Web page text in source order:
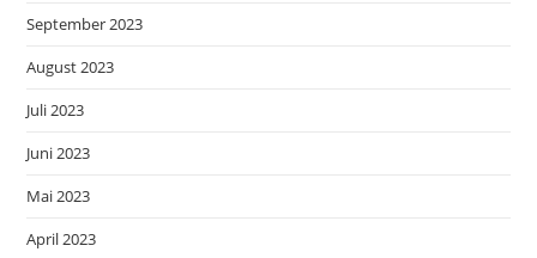
September 2023
August 2023
Juli 2023
Juni 2023
Mai 2023
April 2023